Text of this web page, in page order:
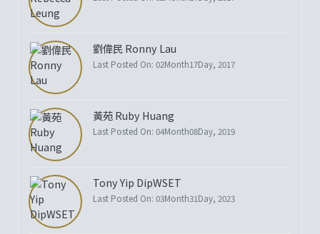
劉偉民 Ronny Lau
Last Posted On: 02Month17Day, 2017
黃苑 Ruby Huang
Last Posted On: 04Month08Day, 2019
Tony Yip DipWSET
Last Posted On: 03Month31Day, 2023